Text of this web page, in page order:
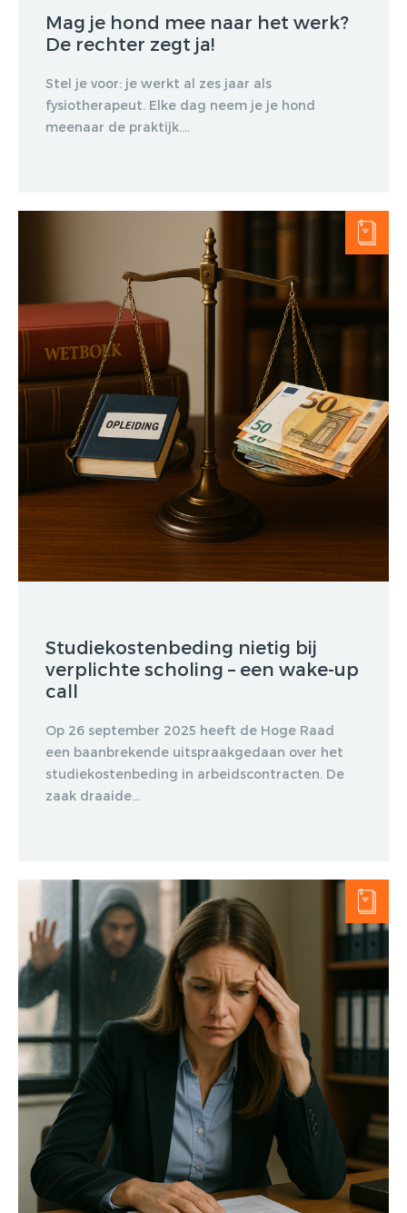
Mag je hond mee naar het werk?
De rechter zegt ja!
Stel je voor: je werkt al zes jaar als
fysiotherapeut. Elke dag neem je je hond
meenaar de praktijk....
Studiekostenbeding nietig bij
verplichte scholing – een wake-up
call
Op 26 september 2025 heeft de Hoge Raad
een baanbrekende uitspraakgedaan over het
studiekostenbeding in arbeidscontracten. De
zaak draaide...